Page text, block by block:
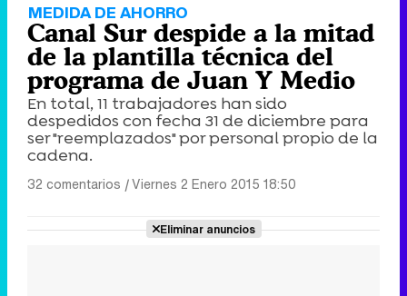
MEDIDA DE AHORRO
Canal Sur despide a la mitad
de la plantilla técnica del
programa de Juan Y Medio
En total, 11 trabajadores han sido
despedidos con fecha 31 de diciembre para
ser "reemplazados" por personal propio de la
cadena.
32 comentarios |Viernes 2 Enero 2015 18:50
Eliminar anuncios